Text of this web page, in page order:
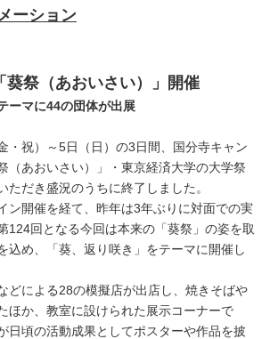
ーション
葵祭（あおいさい）」開催
ーマに44の団体が出展
祝）～5日（日）の3日間、国分寺キャン
（あおいさい）」・東京経済大学の大学祭
ただき盛況のうちに終了しました。
ン開催を経て、昨年は3年ぶりに対面での実
124回となる今回は本来の「葵祭」の姿を取
込め、「葵、返り咲き」をテーマに開催し
どによる28の模擬店が出店し、焼きそばや
ほか、教室に設けられた展示コーナーで
日頃の活動成果としてポスターや作品を披